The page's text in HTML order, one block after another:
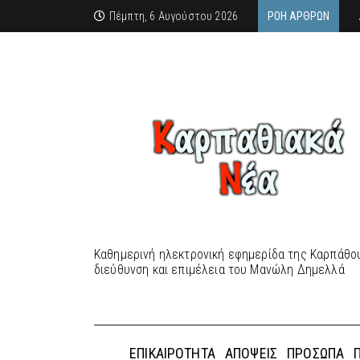
Πέμπτη, 6 Αυγούστου 2026 ΡΟΉ ΆΡΘΡΩΝ
Καθημερινή ηλεκτρονική εφημερίδα της
διεύθυνση και επιμέλεια του Μανώλη Δημελλά
ΕΠΙΚΑΙΡΌΤΗΤΑ ΑΠΌΨΕΙΣ ΠΡΌΣΩΠΑ